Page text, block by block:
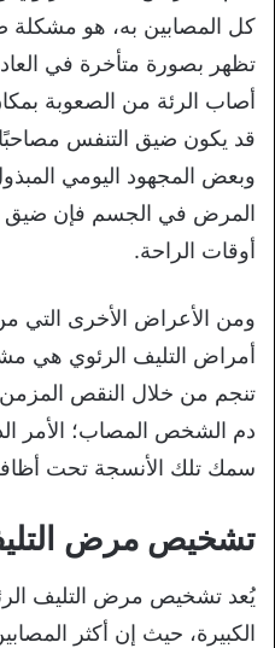
كل المصابين به، هو مشكلة
تظهر بصورة متأخرة في
أصاب الرئة من الصعوبة
قد يكون ضيق التنفس
وبعض المجهود اليومي
المرض في الجسم فإن
أوقات الراحة.
ومن الأعراض الأخرى التي
أمراض التليف الرئوي هي
تنجم من خلال النقص
دم الشخص المصاب؛ الأمر
سمك تلك الأنسجة تحت
تشخيص مرض
يُعد تشخيص مرض التليف
الكبيرة، حيث إن أكثر